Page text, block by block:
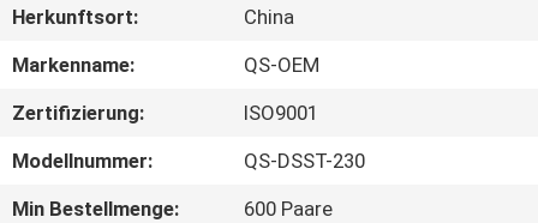
ÜBER
UNS
FABRIK-
AUSFLUG
Herkunftsort:
China
Markenname:
QS-OEM
Zertifizierung:
ISO9001
Modellnummer:
QS-DSST-230
Min Bestellmenge:
600 Paare